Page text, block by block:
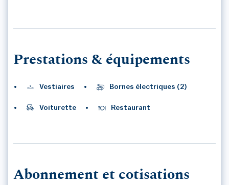
Prestations & équipements
Vestiaires Bornes électriques (2)
Voiturette Restaurant
Abonnement et cotisations